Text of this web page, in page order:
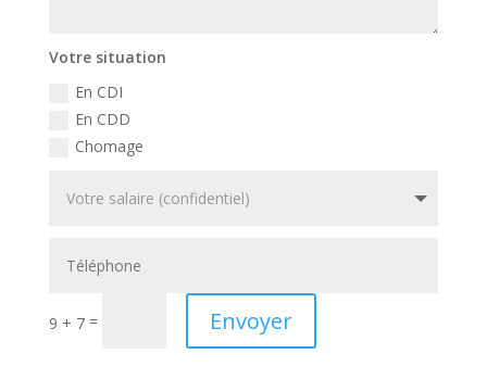
Votre situation
En CDI
En CDD
Chomage
9 + 7= Envoyer